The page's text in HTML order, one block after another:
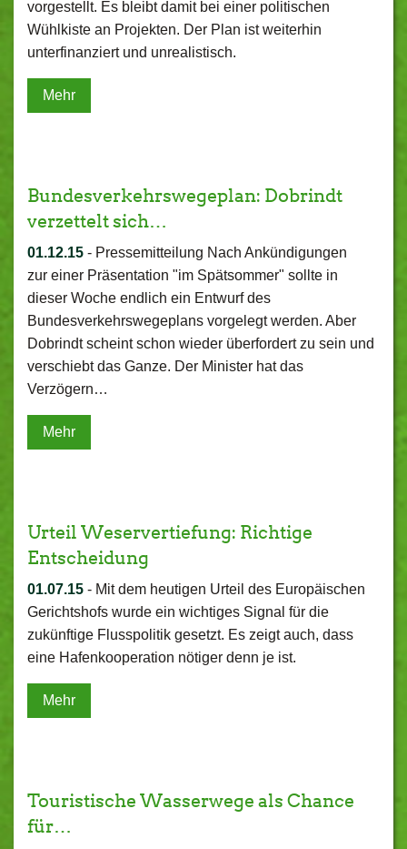
vorgestellt. Es bleibt damit bei einer politischen
Wühlkiste an Projekten. Der Plan ist weiterhin
unterfinanziert und unrealistisch.
Mehr
Bundesverkehrswegeplan: Dobrindt
verzettelt sich…
01.12.15 - Pressemitteilung Nach Ankündigungen
zur einer Präsentation "im Spätsommer" sollte in
dieser Woche endlich ein Entwurf des
Bundesverkehrswegeplans vorgelegt werden. Aber
Dobrindt scheint schon wieder überfordert zu sein und
verschiebt das Ganze. Der Minister hat das
Verzögern…
Mehr
Urteil Weservertiefung: Richtige
Entscheidung
01.07.15 - Mit dem heutigen Urteil des Europäischen
Gerichtshofs wurde ein wichtiges Signal für die
zukünftige Flusspolitik gesetzt. Es zeigt auch, dass
eine Hafenkooperation nötiger denn je ist.
Mehr
Touristische Wasserwege als Chance
für…